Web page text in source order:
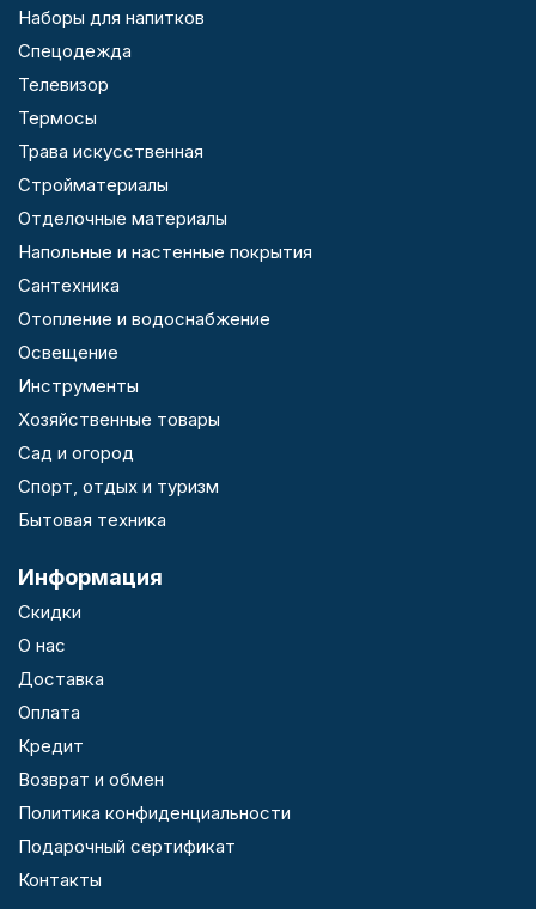
Наборы для напитков
Спецодежда
Телевизор
Термосы
Трава искусственная
Стройматериалы
Отделочные материалы
Напольные и настенные покрытия
Сантехника
Отопление и водоснабжение
Освещение
Инструменты
Хозяйственные товары
Сад и огород
Спорт, отдых и туризм
Бытовая техника
Информация
Скидки
О нас
Доставка
Оплата
Кредит
Возврат и обмен
Политика конфиденциальности
Подарочный сертификат
Контакты